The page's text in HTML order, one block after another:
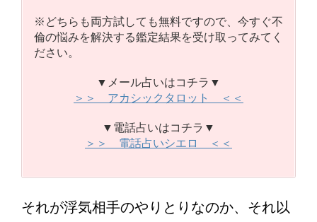
※どちらも両方試しても無料ですので、今すぐ不
倫の悩みを解決する鑑定結果を受け取ってみてく
ださい。
▼メール占いはコチラ▼
＞＞ アカシックタロット ＜＜
▼電話占いはコチラ▼
＞＞ 電話占いシエロ ＜＜
それが浮気相手のやりとりなのか、それ以